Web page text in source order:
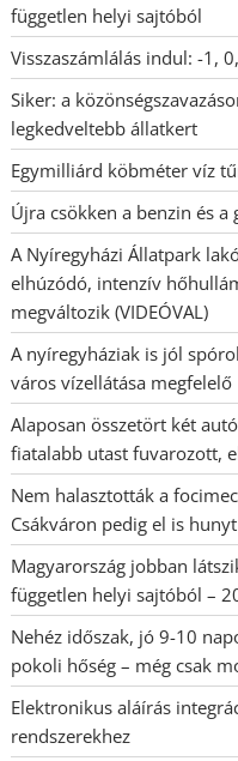
független helyi sajtóból
Visszaszámlálás indul: -1,
Siker: a
legkedveltebb állatkert
Egymilliárd köbméter víz
Újra csökken a benzin és a
A Nyíregyházi Állatpark
elhúzódó, intenzív
megváltozik (VIDEÓVAL)
A nyíregyháziak is jól
város vízellátása megfelelő
Alaposan összetört két
fiatalabb utast fuvarozott,
Nem halasztották a
Csákváron pedig el is
Magyarország jobban
független helyi sajtóból –
Nehéz időszak, jó 9-10
pokoli hőség – még csak
Elektronikus aláírás
rendszerekhez